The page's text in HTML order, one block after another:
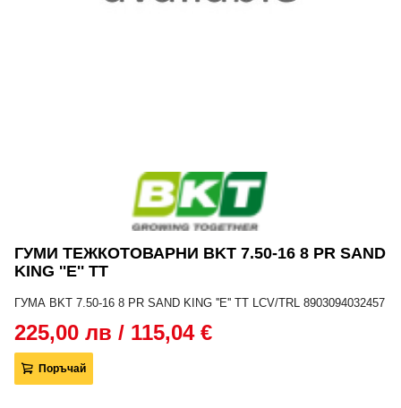
ГУМИ ТЕЖКОТОВАРНИ BKT 7.50-16 8 PR SAND
KING ''E'' TT
ГУМА BKT 7.50-16 8 PR SAND KING ''E'' TT LCV/TRL 8903094032457
225,00 лв / 115,04 €
Поръчай